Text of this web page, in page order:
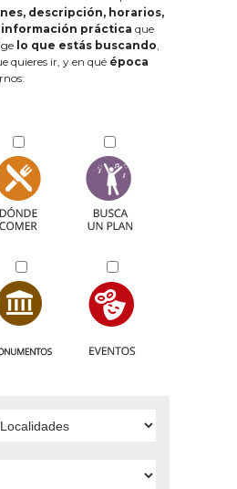
descripción, horarios,
práctica que
lo que estás buscando,
quieres ir, y en qué época